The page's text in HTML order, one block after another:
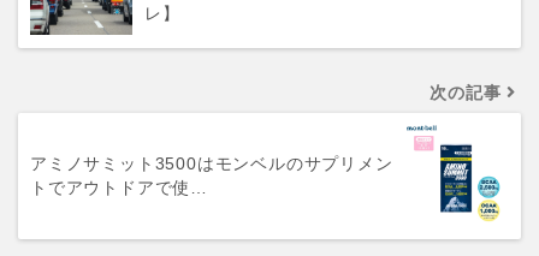
レ】
次の記事
アミノサミット3500はモンベルのサプリメン
トでアウトドアで使…